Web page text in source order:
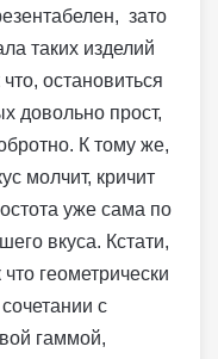
зато
таких изделий
остановиться
довольно прост,
К тому же,
молчит, кричит
уже сама по
вкуса. Кстати,
геометрически
с
гаммой,